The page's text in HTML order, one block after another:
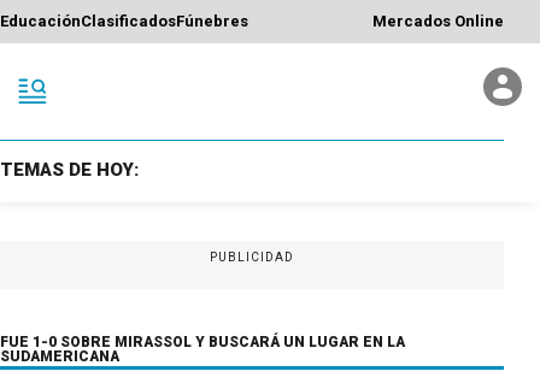
EducaciónClasificadosFúnebres Mercados Online
TEMAS DE HOY:
PUBLICIDAD
FUE 1-0 SOBRE MIRASSOL Y BUSCARÁ UN LUGAR EN LA
SUDAMERICANA